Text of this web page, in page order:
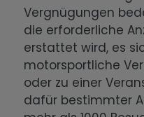
Vergnügungen
die erforderliche
erstattet wird, es
motorsportliche
oder zu einer
dafür bestimmter